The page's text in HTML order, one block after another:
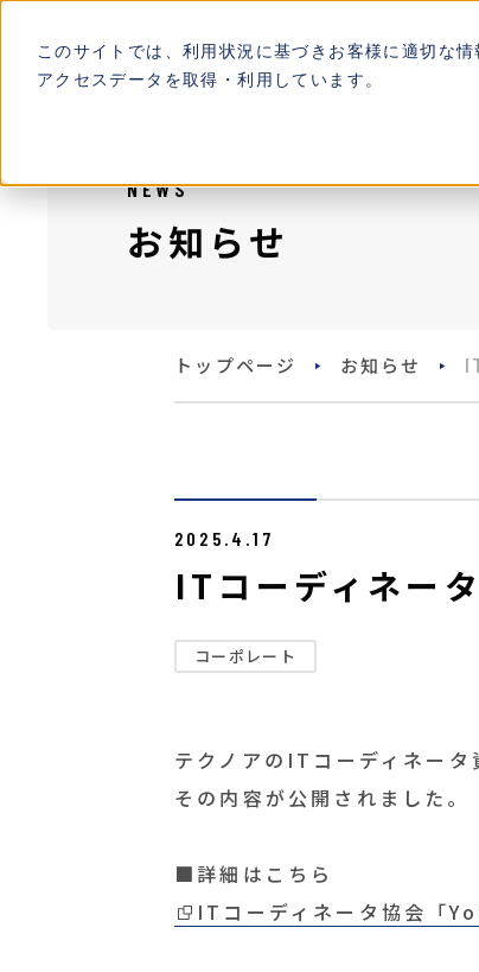
このサイトでは、利用状況に基づきお客様に適切な
アクセスデータを取得・利用しています。
NEWS
お知らせ
トップページ お知らせ
2025.4.17
ITコーディネー
コーポレート
テクノアのITコーディネー
その内容が公開されました。
■詳細 はこちら
ITコーディネータ協会「